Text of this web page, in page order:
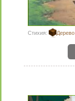
Стихия: Дерево